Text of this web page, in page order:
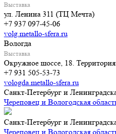
Выставка
ул. Ленина 311 (ТЦ Мечта)
+7 937 097-45-06
volg.metallo-sfera.ru
Вологда
Выставка
Окружное шоссе, 18.
+7 931 505-53-73
vologda.metallo-sfera.ru
Санкт-Петербург и
Череповец и Вологодская
Санкт-Петербург и
Череповец и Вологодская